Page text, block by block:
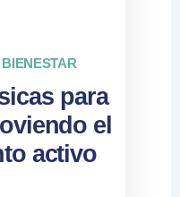
para
el
activo